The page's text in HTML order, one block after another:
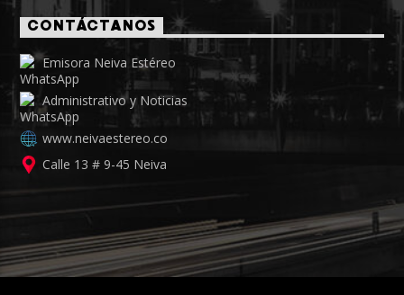
CONTÁCTANOS
Emisora Neiva Estéreo
Administrativo y Noticias
www.neivaestereo.co
Calle 13 # 9-45 Neiva